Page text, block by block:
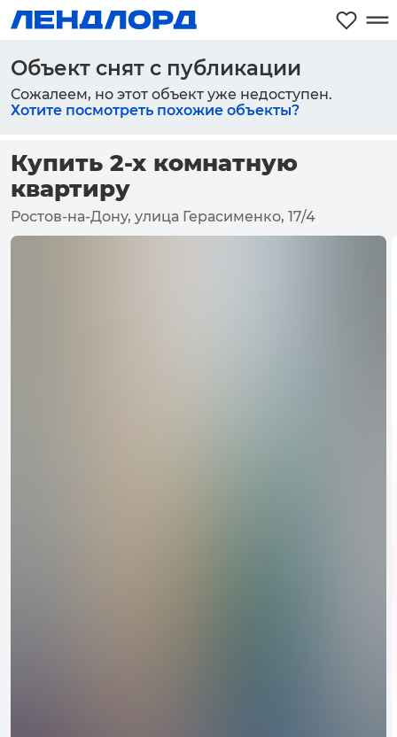
Объект снят с публикации
Сожалеем, но этот объект уже недоступен.
Хотите посмотреть похожие объекты?
Купить 2-х комнатную
квартиру
Ростов-на-Дону, улица Герасименко, 17/4